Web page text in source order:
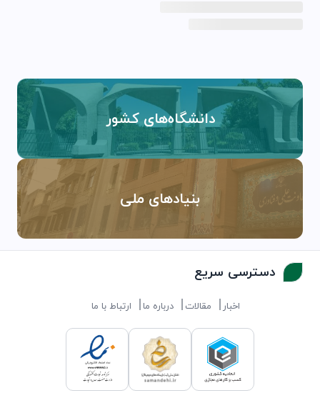
دانشگاه‌های کشور
بنیادهای ملی
دسترسی سریع
اخبار مقالات درباره ما ارتباط با ما